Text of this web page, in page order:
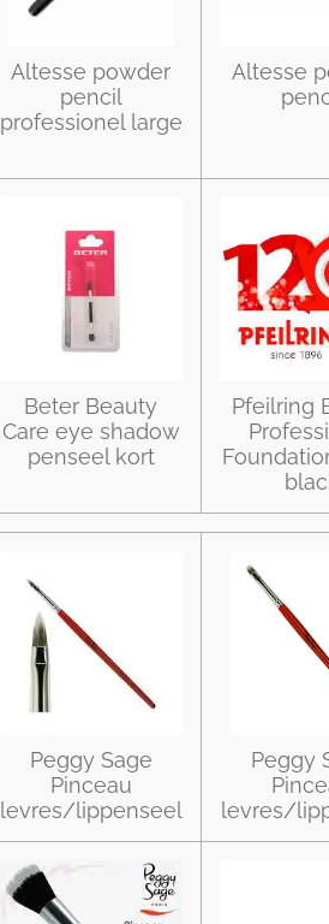
Altesse powder
pencil
professionel large
Altesse
Beter Beauty
Care eye shadow
penseel kort
Pfeilring
Peggy Sage
Pinceau
levres/lippenseel
Peggy
levres/